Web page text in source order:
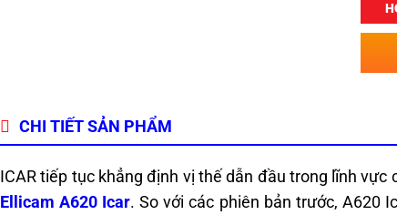
CHI TIẾT SẢN PHẨM
ICAR tiếp tục khẳng định vị thế dẫn đầu trong lĩnh
Ellicam A620 Icar. So với các phiên bản trước, A620